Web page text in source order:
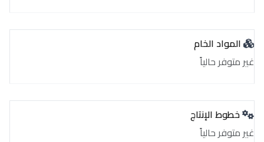
المواد الخام
غير متوفر حالياً
خطوط الإنتاج
غير متوفر حالياً